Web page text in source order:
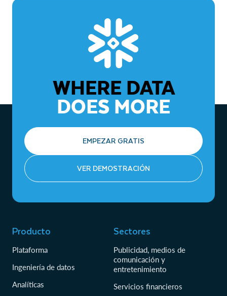
WHERE DATA
DOES MORE
EMPEZAR GRATIS
VER DEMOSTRACIÓN
Producto
Plataforma
Ingeniería de datos
Analíticas
Sectores
Publicidad, medios de
comunicación y
entretenimiento
Servicios financieros